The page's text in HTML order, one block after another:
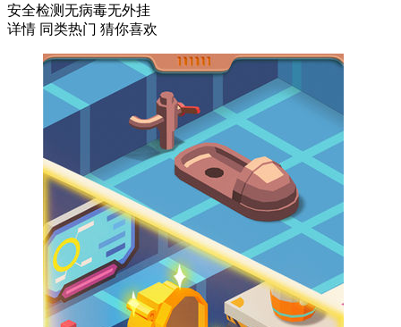
安全检测无病毒无外挂
详情 同类热门 猜你喜欢